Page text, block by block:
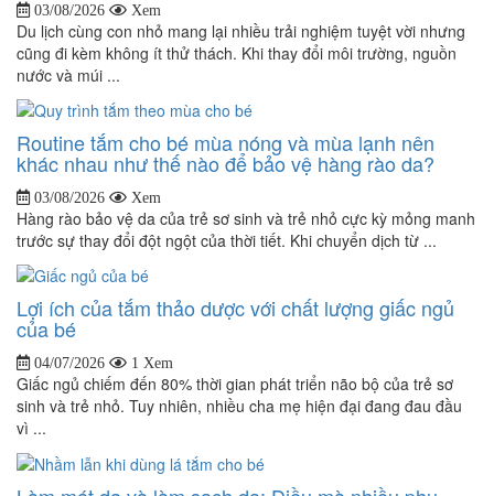
03/08/2026 Xem
Du lịch cùng con nhỏ mang lại nhiều trải nghiệm tuyệt vời nhưng
cũng đi kèm không ít thử thách. Khi thay đổi môi trường, nguồn
nước và múi ...
Routine tắm cho bé mùa nóng và mùa lạnh nên
khác nhau như thế nào để bảo vệ hàng rào da?
03/08/2026 Xem
Hàng rào bảo vệ da của trẻ sơ sinh và trẻ nhỏ cực kỳ mỏng manh
trước sự thay đổi đột ngột của thời tiết. Khi chuyển dịch từ ...
Lợi ích của tắm thảo dược với chất lượng giấc ngủ
của bé
04/07/2026 1 Xem
Giấc ngủ chiếm đến 80% thời gian phát triển não bộ của trẻ sơ
sinh và trẻ nhỏ. Tuy nhiên, nhiều cha mẹ hiện đại đang đau đầu
vì ...